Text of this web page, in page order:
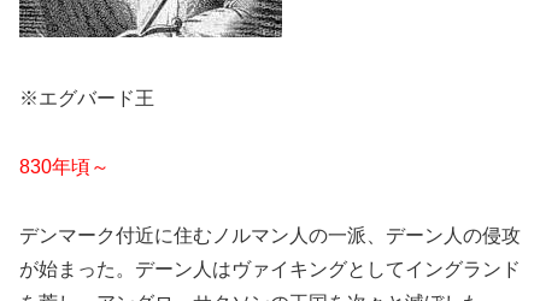
※エグバード王
830年頃～
デンマーク付近に住むノルマン人の一派、デーン人の侵攻
が始まった。デーン人はヴァイキングとしてイングランド